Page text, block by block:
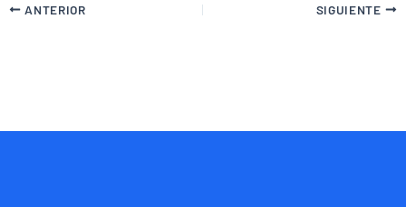
ANTERIOR SIGUIENTE